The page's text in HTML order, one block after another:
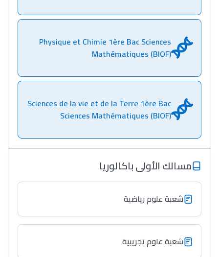
Lycée Maroc
التعليم الثانوي التأهيلي
Collège au Maroc
Physique et Chimie 1ère Bac Sciences
Mathématiques (BIOF)
Sciences de la vie et de la Terre 1ère Bac
Sciences Mathématiques (BIOF)
مسالك الأولى باكالوريا
شعبة علوم رياضية
شعبة علوم تجريبية